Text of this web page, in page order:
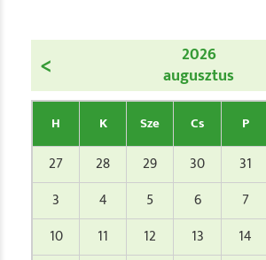
<
2026
augusztus
H K Sze Cs P
27 28 29 30 31
3
4 5 6 7
10
11 12 13 14